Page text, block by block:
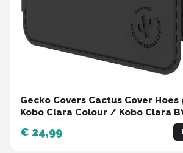
Gecko Covers Cactus Cover
Kobo Clara Colour / Kobo Clara
Shine Color - E-reader Hoes -
functie - Zwart
€ 24,99